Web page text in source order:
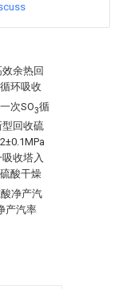
余热回
循环吸收
次SO3循
回收硫
收塔入
酸干燥
净产汽
产汽率